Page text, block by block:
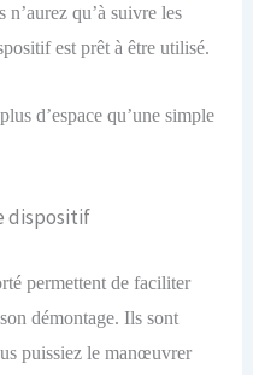
qu’à suivre les
est prêt àêtreutilisé.
d’espace qu’une simple
dispositif
permettent de faciliter
démontage. Ils sont
puissiez le manœuvrer